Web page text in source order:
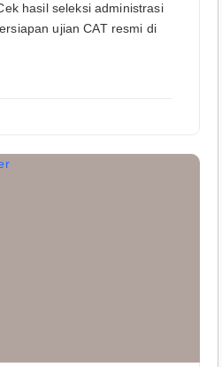
hasil seleksi administrasi
ujian CAT resmi di